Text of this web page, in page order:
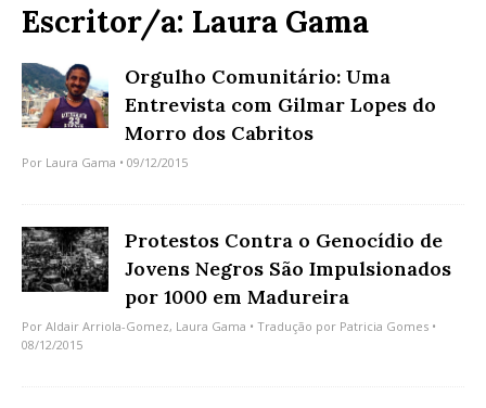
Escritor/a: Laura Gama
Orgulho Comunitário: Uma
Entrevista com Gilmar Lopes do
Morro dos Cabritos
Por Laura Gama • 09/12/2015
Protestos Contra o Genocídio de
Jovens Negros São Impulsionados
por 1000 em Madureira
Por Aldair Arriola-Gomez, Laura Gama • Tradução por Patricia Gomes •
08/12/2015